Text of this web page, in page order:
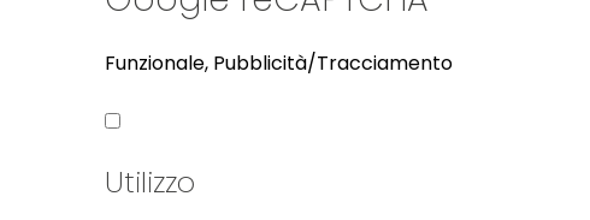
Funzionale, Pubblicità/Tracciamento
Utilizzo